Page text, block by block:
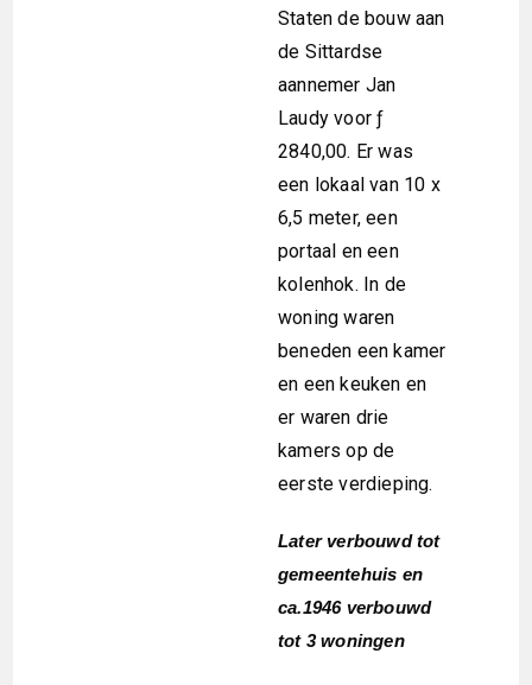
Staten de bouw aan
de Sittardse
aannemer Jan
Laudy voor ƒ
2840,00. Er was
een lokaal van 10 x
6,5 meter, een
portaal en een
kolenhok. In de
woning waren
beneden een kamer
en een keuken en
er waren drie
kamers op de
eerste verdieping.
Later verbouwd tot
gemeentehuis en
ca.1946 verbouwd
tot 3 woningen